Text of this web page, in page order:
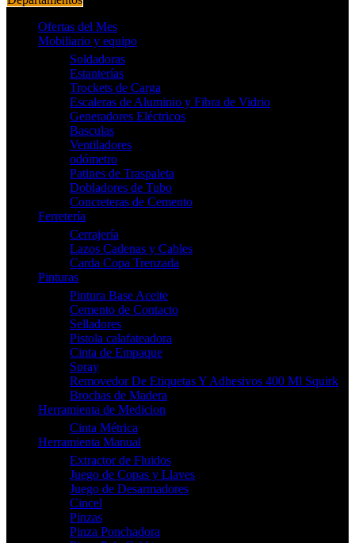
Ofertas del Mes
Mobiliario y equipo
Soldadoras
Estanterías
Trockets de Carga
Escaleras de Aluminio y Fibra de Vidrio
Generadores Eléctricos
Basculas
Ventiladores
odómetro
Patines de Traspaleta
Dobladores de Tubo
Concreteras de Cemento
Ferretería
Cerrajería
Lazos Cadenas y Cables
Carda Copa Trenzada
Pinturas
Pintura Base Aceite
Cemento de Contacto
Selladores
Pistola calafateadora
Cinta de Empaque
Spray
Removedor De Etiquetas Y Adhesivos 400 Ml Squirk
Brochas de Madera
Herramienta de Medicion
Cinta Métrica
Herramienta Manual
Extractor de Fluidos
Juego de Copas y Llaves
Juego de Desarmadores
Cincel
Pinzas
Pinza Ponchadora